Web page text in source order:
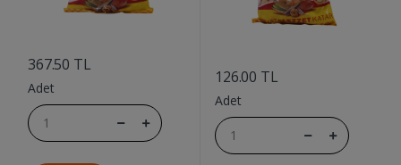
367.50 TL
Adet
126.00 TL
Adet